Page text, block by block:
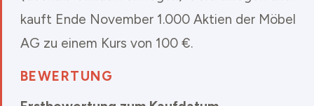
kauft Ende November 1.000 Aktien der Möbel
AG zu einem Kurs von 100 €.
BEWERTUNG